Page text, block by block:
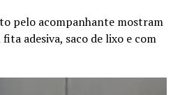
pelo acompanhante mostram
adesiva, saco de lixo e com